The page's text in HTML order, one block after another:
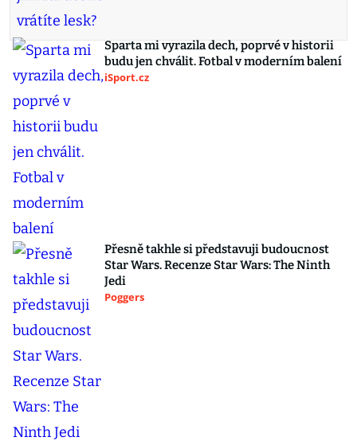
Sparta mi vyrazila dech, poprvé v historii
budu jen chválit. Fotbal v moderním balení
iSport.cz
Přesně takhle si představuji budoucnost
Star Wars. Recenze Star Wars: The Ninth
Jedi
Poggers